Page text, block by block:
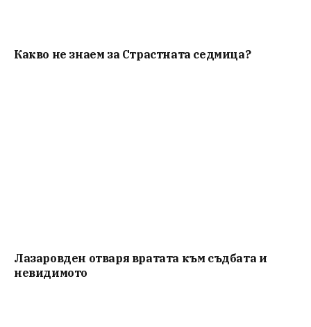
Какво не знаем за Страстната седмица?
Лазаровден отваря вратата към съдбата и
невидимото